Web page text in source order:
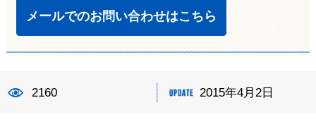
メールでのお問い合わせはこちら
2160 2015年4月2日